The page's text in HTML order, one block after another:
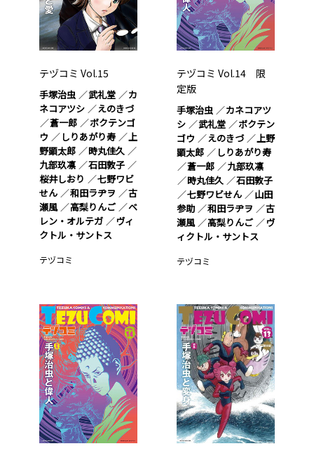
テヅコミ Vol.15
手塚治虫 武礼堂
カ
ネコアツシ
えのきづ
蒼一郎
ボクテンゴ
ウ
しりあがり寿
上
野顕太郎
時丸佳久
九部玖凛
石田敦子
桜井しおり
七野ワビ
せん
和田ラヂヲ
古
瀬風
高梨りんご
ベ
レン・オルテガ
ヴィ
クトル・サントス
テヅコミ
テヅコミ Vol.14 限
定版
手塚治虫
カネコアツ
シ
武礼堂
ボクテン
ゴウ
えのきづ
上野
顕太郎
しりあがり寿
蒼一郎
九部玖凛
時丸佳久
石田敦子
七野ワビせん
山田
参助
和田ラヂヲ
古
瀬風
高梨りんご
ヴ
ィクトル・サントス
テヅコミ